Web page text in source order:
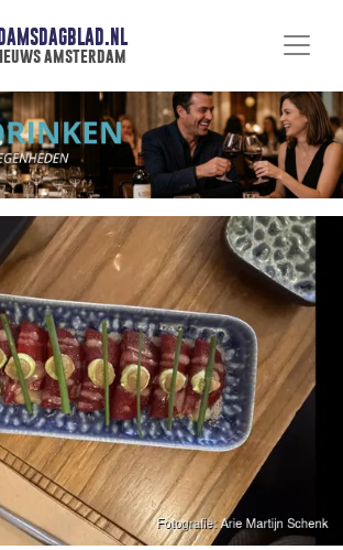
amsterdam